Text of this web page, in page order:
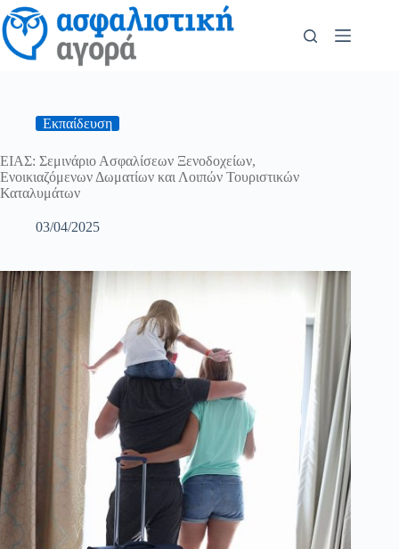
Εκπαίδευση
ΕΙΑΣ: Σεμινάριο Ασφαλίσεων Ξενοδοχείων,
Ενοικιαζόμενων Δωματίων και Λοιπών Τουριστικών
Καταλυμάτων
03/04/2025